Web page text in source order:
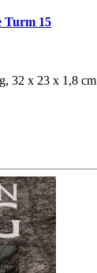
Turm 15
32 x 23 x 1,8 cm